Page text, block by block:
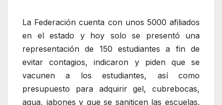
La Federación cuenta con unos 5000 afiliados
en el estado y hoy solo se presentó una
representación de 150 estudiantes a fin de
evitar contagios, indicaron y piden que se
vacunen a los estudiantes, así como
presupuesto para adquirir gel, cubrebocas,
agua, jabones y que se saniticen las escuelas.